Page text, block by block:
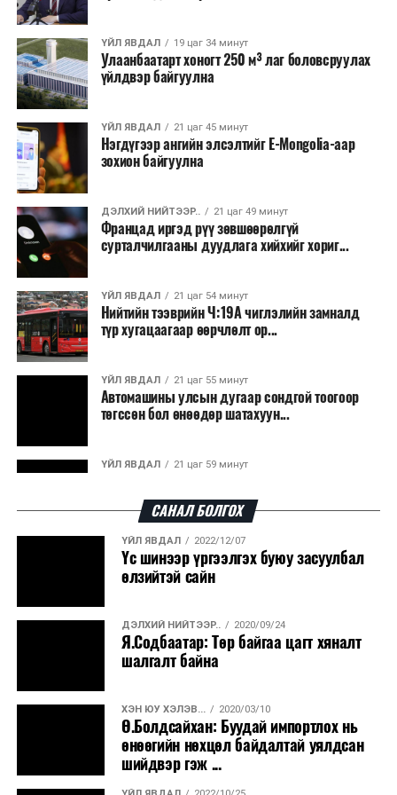
байгууламжаас гардаг лагийг байгаль орчинд аюулгүй
аргаар боловсруулж, эзлэхүүнийг эрс бууруулах
зориулалттай. Лагийг өндөр температурт шатааснаар
эзлэхүүн нь 90 хүртэл хувиар буурч, бактери, вирус
болон бусад өвчин үүсгэгч бичил биетнийг устгах
боломжтой.
Түүнчлэн шаталтын явцад үүсэх дулааныг цахилгаан
болон дулааны эрчим хүч үйлдвэрлэхэд ашиглаж
болдог. Зарим технологийн хувьд шаталтын дараа
үлдэх үнснээс фосфор зэрэг ашигт эрдсийг сэргээн
авах боломжтой аж.
Япон, Герман, Швейцар, Нидерланд, Өмнөд Солонгос
зэрэг улс лаг хатаах, шатаах технологийг ашиглаж
байна. Тухайлбал, Германд лаг шатаах үйлдвэрээс
гарсан үнснээс фосфор сэргээн авах технологи
ашигладаг бол Нидерландад төвлөрсөн лаг
боловсруулах үйлдвэрүүдээр дулаан, цахилгаан
эрчим хүч үйлдвэрлэдэг.
Ийнхүү лаг хатаах, шатаах технологийг лагийн
үйлдвэрлэх, нөөцийг дахин ашиглах чиглэлээр олон
улсад өргөн ашиглаж байна.
ҮЙЛ ЯВДАЛ 19 цаг 34 минут
Улаанбаатарт хоногт 250 м³ лаг боловсруулах
үйлдвэр байгуулна
ҮЙЛ ЯВДАЛ 21 цаг 45 минут
Нэгдүгээр ангийн элсэлтийг E-Mongolia-аар
зохион байгуулна
ДЭЛХИЙ НИЙТЭЭР.. 21 цаг 49 минут
Францад иргэд рүү зөвшөөрөлгүй
сурталчилгааны дуудлага хийхийг хориг...
ҮЙЛ ЯВДАЛ 21 цаг 54 минут
Нийтийн тээврийн Ч:19А чиглэлийн замналд
түр хугацаагаар өөрчлөлт ор...
ҮЙЛ ЯВДАЛ 21 цаг 55 минут
Автомашины улсын дугаар сондгой тоогоор
төгссөн бол өнөөдөр шатахуун...
ҮЙЛ ЯВДАЛ 21 цаг 59 минут
ДЭЛХИЙ НИЙТЭЭР.. 2026/08/06
“Уралдронзавод” компанийн ерөнхий
захирлын автомашиныг дэлбэлжээ...
ҮЙЛ ЯВДАЛ 2026/08/06
Сүхбаатар боомтоор тав хоногт 10 мянга гаруй
тонн АИ-92 автобензин и...
ДЭЛХИЙ НИЙТЭЭР.. 2026/08/06
Вашингтон мужийн ой хээрийн түймрийг
хяналтад авах ажил ахицтай байн...
САНАЛ БОЛГОХ
ҮЙЛ ЯВДАЛ 2022/12/07
Үс шинээр үргээлгэх буюу засуулбал
өлзийтэй сайн
ДЭЛХИЙ НИЙТЭЭР.. 2020/09/24
Я.Содбаатар: Төр байгаа цагт хяналт
шалгалт байна
ХЭН ЮУ ХЭЛЭВ... 2020/03/10
Ө.Болдсайхан: Буудай импортлох нь
өнөөгийн нөхцөл байдалтай уялдсан
шийдвэр гэж ...